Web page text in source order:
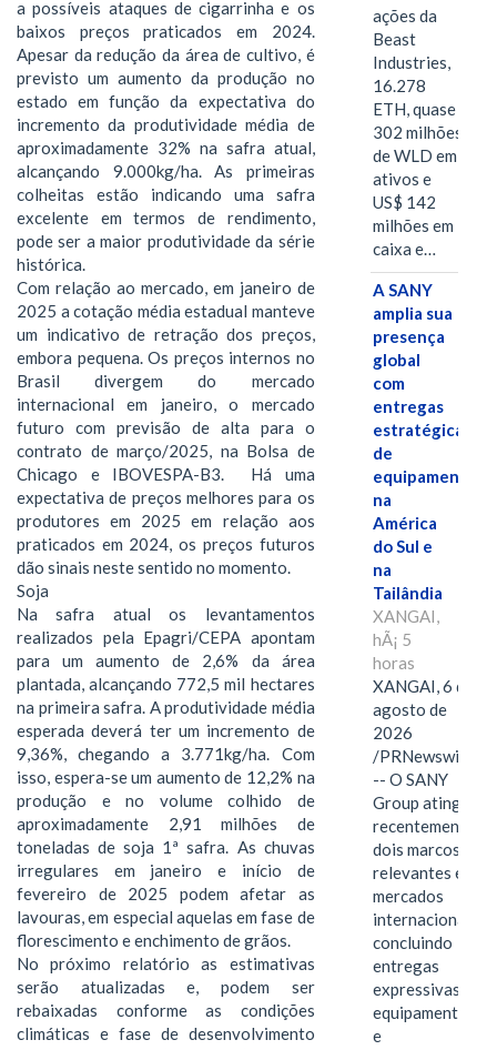
a possíveis ataques de cigarrinha e os
baixos preços praticados em 2024.
Apesar da redução da área de cultivo, é
previsto um aumento da produção no
estado em função da expectativa do
incremento da produtividade média de
aproximadamente 32% na safra atual,
alcançando 9.000kg/ha. As primeiras
colheitas estão indicando uma safra
excelente em termos de rendimento,
pode ser a maior produtividade da série
histórica.
Com relação ao mercado, em janeiro de
2025 a cotação média estadual manteve
um indicativo de retração dos preços,
embora pequena. Os preços internos no
Brasil divergem do mercado
internacional em janeiro, o mercado
futuro com previsão de alta para o
contrato de março/2025, na Bolsa de
Chicago e IBOVESPA-B3. Há uma
expectativa de preços melhores para os
produtores em 2025 em relação aos
praticados em 2024, os preços futuros
dão sinais neste sentido no momento.
Soja
Na safra atual os levantamentos
realizados pela Epagri/CEPA apontam
para um aumento de 2,6% da área
plantada, alcançando 772,5 mil hectares
na primeira safra. A produtividade média
esperada deverá ter um incremento de
9,36%, chegando a 3.771kg/ha. Com
isso, espera-se um aumento de 12,2% na
produção e no volume colhido de
aproximadamente 2,91 milhões de
toneladas de soja 1ª safra. As chuvas
irregulares em janeiro e início de
fevereiro de 2025 podem afetar as
lavouras, em especial aquelas em fase de
florescimento e enchimento de grãos.
No próximo relatório as estimativas
serão atualizadas e, podem ser
rebaixadas conforme as condições
climáticas e fase de desenvolvimento
ações da
Beast
Industries,
16.278
ETH, quase
302 milhões
de WLD em
ativos e
US$ 142
milhões em
caixa e…
A SANY
amplia sua
presença
global
com
entregas
estratégicas
de
equipamentos
na
América
do Sul e
na
Tailândia
XANGAI,
hÃ¡ 5
horas
XANGAI, 6 de
agosto de
2026
/PRNewswire/
-- O SANY
Group atingiu
recentemente
dois marcos
relevantes em
mercados
internacionais,
concluindo
entregas
expressivas de
equipamentos
e